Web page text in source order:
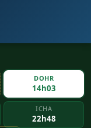
DOHR
14h03
ICHA
22h48